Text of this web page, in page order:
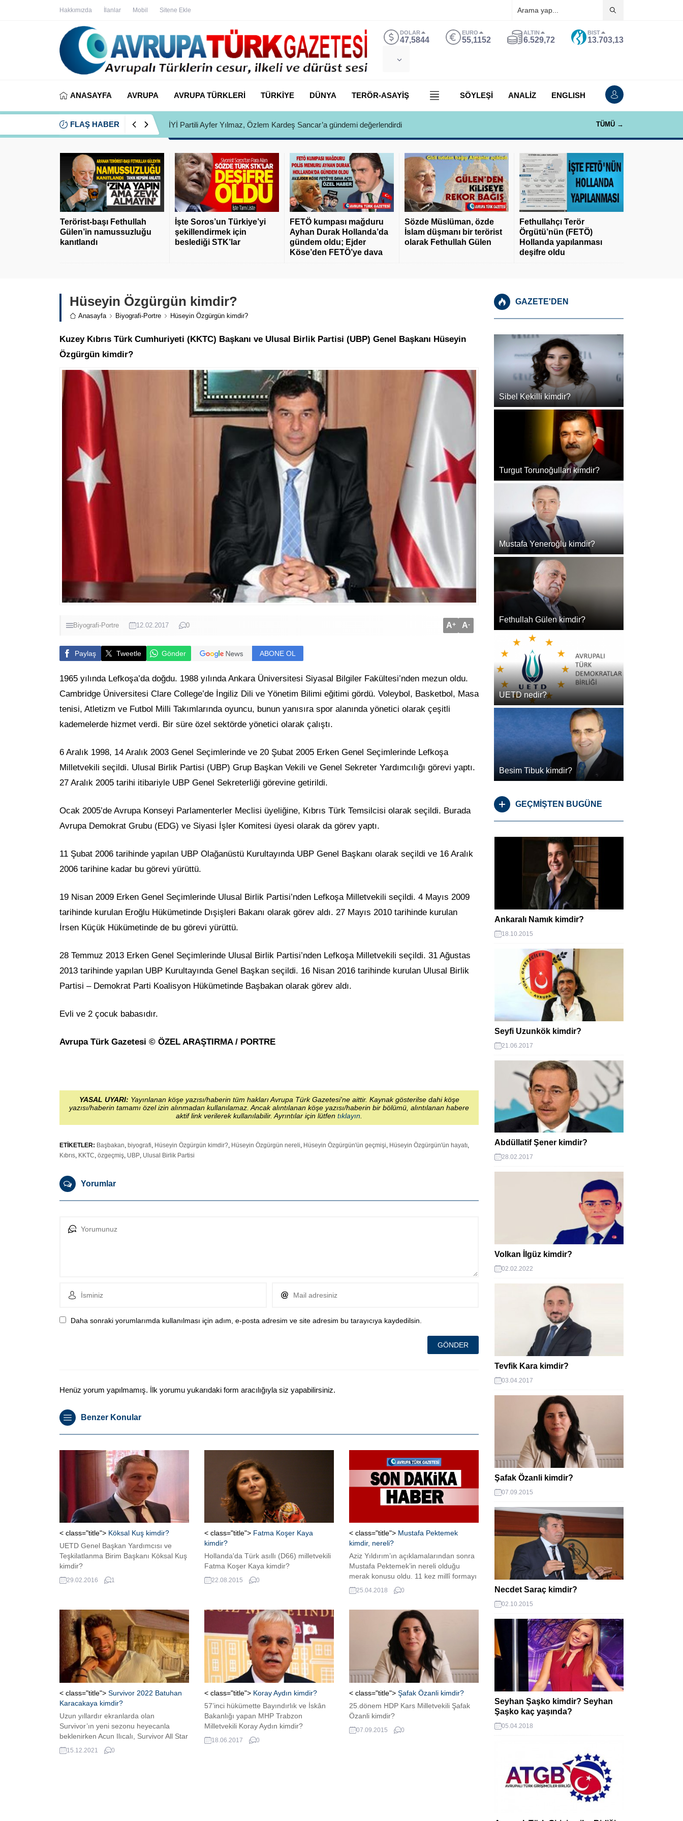
Hakkımızda İlanlar Mobil Sitene Ekle
DOLAR
47,5844
EURO
55,1152
ALTIN
6.529,72
BIST
13.703,13
ANASAYFA AVRUPA AVRUPA TÜRKLERİ TÜRKİYE DÜNYA TERÖR-ASAYİŞ SÖYLEŞİ ANALİZ ENGLISH
FLAŞ HABER İYİ Partili Ayfer Yılmaz, Özlem Kardeş Sancar’a gündemi değerlendirdi TÜMÜ →
Terörist-başı Fethullah
Gülen’in namussuzluğu
kanıtlandı
İşte Soros’un Türkiye’yi
şekillendirmek için
beslediği STK’lar
FETÖ kumpası mağduru
Ayhan Durak Hollanda’da
gündem oldu; Ejder
Köse’den FETÖ’ye dava
Sözde Müslüman, özde
İslam düşmanı bir terörist
olarak Fethullah Gülen
Fethullahçı Terör
Örgütü’nün (FETÖ)
Hollanda yapılanması
deşifre oldu
Hüseyin Özgürgün kimdir?
Anasayfa Biyografi-Portre Hüseyin Özgürgün kimdir?
Kuzey Kıbrıs Türk Cumhuriyeti (KKTC) Başkanı ve Ulusal Birlik Partisi (UBP) Genel Başkanı Hüseyin
Özgürgün kimdir?
Biyografi-Portre 12.02.2017 0 A+ A-
Paylaş Tweetle Gönder ABONE OL
1965 yılında Lefkoşa’da doğdu. 1988 yılında Ankara Üniversitesi Siyasal Bilgiler Fakültesi’nden mezun oldu.
Cambridge Üniversitesi Clare College’de İngiliz Dili ve Yönetim Bilimi eğitimi gördü. Voleybol, Basketbol, Masa
tenisi, Atletizm ve Futbol Milli Takımlarında oyuncu, bunun yanısıra spor alanında yönetici olarak çeşitli
kademelerde hizmet verdi. Bir süre özel sektörde yönetici olarak çalıştı.
6 Aralık 1998, 14 Aralık 2003 Genel Seçimlerinde ve 20 Şubat 2005 Erken Genel Seçimlerinde Lefkoşa
Milletvekili seçildi. Ulusal Birlik Partisi (UBP) Grup Başkan Vekili ve Genel Sekreter Yardımcılığı görevi yaptı.
27 Aralık 2005 tarihi itibariyle UBP Genel Sekreterliği görevine getirildi.
Ocak 2005’de Avrupa Konseyi Parlamenterler Meclisi üyeliğine, Kıbrıs Türk Temsilcisi olarak seçildi. Burada
Avrupa Demokrat Grubu (EDG) ve Siyasi İşler Komitesi üyesi olarak da görev yaptı.
11 Şubat 2006 tarihinde yapılan UBP Olağanüstü Kurultayında UBP Genel Başkanı olarak seçildi ve 16 Aralık
2006 tarihine kadar bu görevi yürüttü.
19 Nisan 2009 Erken Genel Seçimlerinde Ulusal Birlik Partisi’nden Lefkoşa Milletvekili seçildi. 4 Mayıs 2009
tarihinde kurulan Eroğlu Hükümetinde Dışişleri Bakanı olarak görev aldı. 27 Mayıs 2010 tarihinde kurulan
İrsen Küçük Hükümetinde de bu görevi yürüttü.
28 Temmuz 2013 Erken Genel Seçimlerinde Ulusal Birlik Partisi’nden Lefkoşa Milletvekili seçildi. 31 Ağustas
2013 tarihinde yapılan UBP Kurultayında Genel Başkan seçildi. 16 Nisan 2016 tarihinde kurulan Ulusal Birlik
Partisi – Demokrat Parti Koalisyon Hükümetinde Başbakan olarak görev aldı.
Evli ve 2 çocuk babasıdır.
Avrupa Türk Gazetesi © ÖZEL ARAŞTIRMA / PORTRE
YASAL UYARI: Yayınlanan köşe yazısı/haberin tüm hakları Avrupa Türk Gazetesi'ne aittir. Kaynak gösterilse dahi köşe
yazısı/haberin tamamı özel izin alınmadan kullanılamaz. Ancak alıntılanan köşe yazısı/haberin bir bölümü, alıntılanan habere
aktif link verilerek kullanılabilir. Ayrıntılar için lütfen tıklayın
ETİKETLER: Başbakan, biyografi, Hüseyin Özgürgün kimdir?, Hüseyin Özgürgün nereli, Hüseyin Özgürgün'ün geçmişi, Hüseyin Özgürgün'ün hayatı,
Kıbrıs, KKTC, özgeçmiş, UBP, Ulusal Birlik Partisi
Yorumlar
Daha sonraki yorumlarımda kullanılması için adım, e-posta adresim ve site adresim bu tarayıcıya kaydedilsin.
Henüz yorum yapılmamış. İlk yorumu yukarıdaki form aracılığıyla siz yapabilirsiniz.
Benzer Konular
< class="title"> Köksal Kuş kimdir?
UETD Genel Başkan Yardımcısı ve
Teşkilatlanma Birim Başkanı Köksal Kuş
kimdir?
29.02.2016 1
< class="title"> Fatma Koşer Kaya
kimdir?
Hollanda'da Türk asıllı (D66) milletvekili
Fatma Koşer Kaya kimdir?
22.08.2015 0
< class="title"> Mustafa Pektemek
kimdir, nereli?
Aziz Yıldırım’ın açıklamalarından sonra
Mustafa Pektemek’in nereli olduğu
merak konusu oldu. 11 kez millî formayı
giyen, 15 kez de Türkiye 21 Yaş Altı millî
takım formasıyla başarılı bir kariyer
futbol geçmişi merak edildi. İşte Mustafa
Pektemek’in hayatına ilişkin bilgiler!
Aslen Sakaryalı olan Türk millî
25.04.2018 0
< class="title"> Survivor 2022 Batuhan
Karacakaya kimdir?
Uzun yıllardır ekranlarda olan
Survivor’ın yeni sezonu heyecanla
beklenirken Acun Ilıcalı, Survivor All Star
2022 kadrosunu duyurdu. Survivor 2022
kadrosunda, yarışmanın 2021 yılına
15.12.2021 0
< class="title"> Koray Aydın kimdir?
57’inci hükümette Bayındırlık ve İskân
Bakanlığı yapan MHP Trabzon
Milletvekili Koray Aydın kimdir?
18.06.2017 0
< class="title"> Şafak Özanli kimdir?
25.dönem HDP Kars Milletvekili Şafak
Özanli kimdir?
07.09.2015 0
GAZETE'DEN
Sibel Kekilli kimdir?
Turgut Torunoğulları kimdir?
Mustafa Yeneroğlu kimdir?
Fethullah Gülen kimdir?
UETD nedir?
Besim Tibuk kimdir?
GEÇMİŞTEN BUGÜNE
Ankaralı Namık kimdir?
18.10.2015
Seyfi Uzunkök kimdir?
21.06.2017
Abdüllatif Şener kimdir?
28.02.2017
Volkan İlgüz kimdir?
02.02.2022
Tevfik Kara kimdir?
03.04.2017
Şafak Özanli kimdir?
07.09.2015
Necdet Saraç kimdir?
02.10.2015
Seyhan Şaşko kimdir? Seyhan
Şaşko kaç yaşında?
05.04.2018